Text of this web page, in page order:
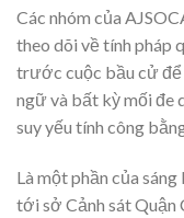
Các nhóm của
theo dõi về tính pháp
trước cuộc bầu cử để
ngữ và bất kỳ mối đe
suy yếu tính công
Là một phần của
tới sở Cảnh sát Quận